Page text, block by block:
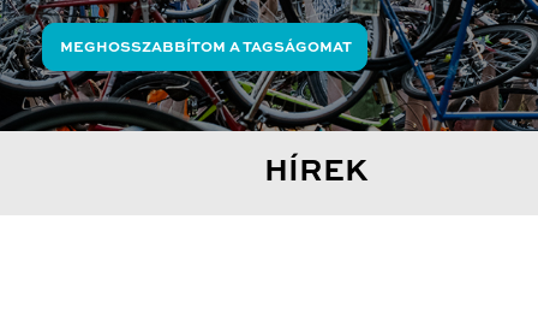
MEGHOSSZABBÍTOM A TAGSÁGOMAT
HÍREK